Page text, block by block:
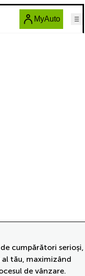
MyAuto
cumpărători
tău, maximizând
de vânzare.